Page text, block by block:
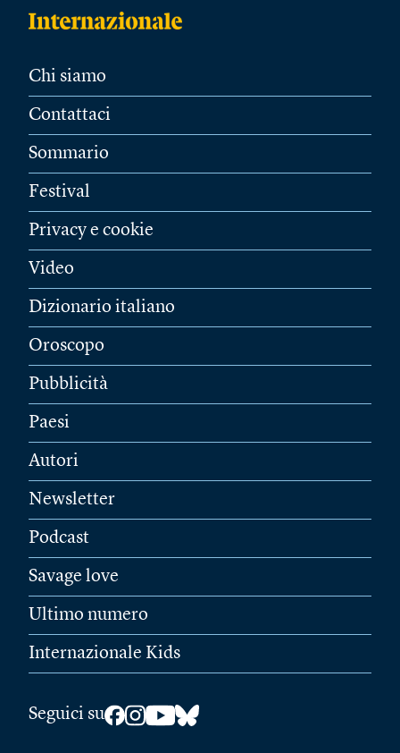
Chi siamo
Contattaci
Sommario
Festival
Privacy e cookie
Video
Dizionario italiano
Oroscopo
Pubblicità
Paesi
Autori
Newsletter
Podcast
Savage love
Ultimo numero
Internazionale Kids
Seguici su